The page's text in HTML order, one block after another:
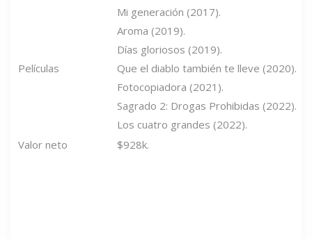
Películas
Mi generación (2017).
Aroma (2019).
Días gloriosos (2019).
Que el diablo también te lleve (2020).
Fotocopiadora (2021).
Sagrado 2: Drogas Prohibidas (2022).
Los cuatro grandes (2022).
Valor neto
$928k.